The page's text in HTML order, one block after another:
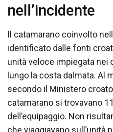
nell’incidente
Il catamarano coinvolto
identificato dalle fonti
unità veloce impiegata nei
lungo la costa dalmata. Al
secondo il Ministero croato
catamarano si trovavano
dell’equipaggio. Non